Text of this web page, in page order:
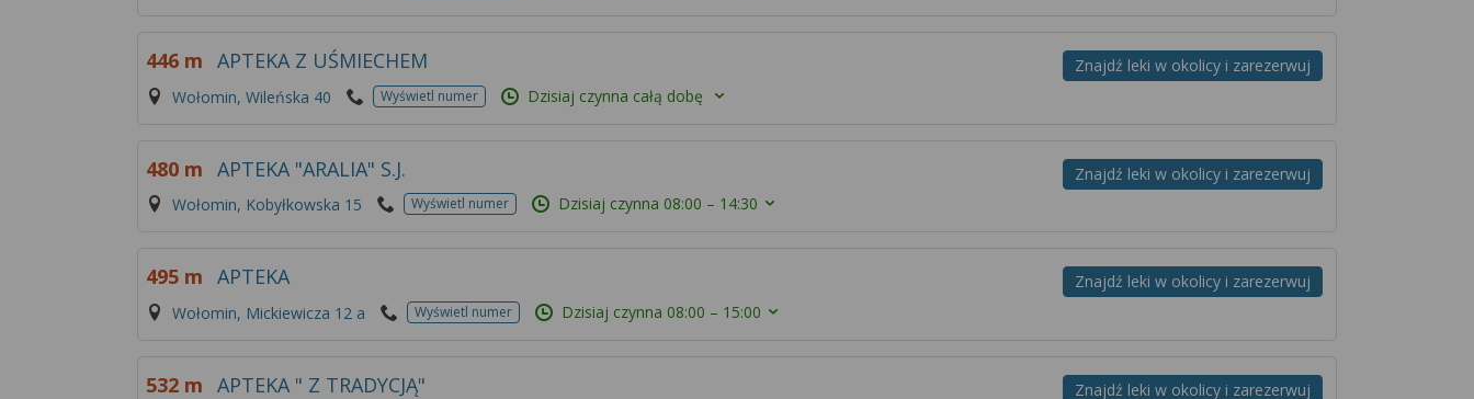
Znajdź leki w okolicy i zarezerwuj
446 m APTEKA Z UŚMIECHEM
Wołomin, Wileńska 40 Wyświetl numer Dzisiaj czynna całą dobę
Znajdź leki w okolicy i zarezerwuj
480 m APTEKA "ARALIA" S.J.
Wołomin, Kobyłkowska 15 Wyświetl numer Dzisiaj czynna 08:00 – 14:30
Znajdź leki w okolicy i zarezerwuj
495 m APTEKA
Wołomin, Mickiewicza 12 a Wyświetl numer Dzisiaj czynna 08:00 – 15:00
Znajdź leki w okolicy i zarezerwuj
532 m APTEKA " Z TRADYCJĄ"